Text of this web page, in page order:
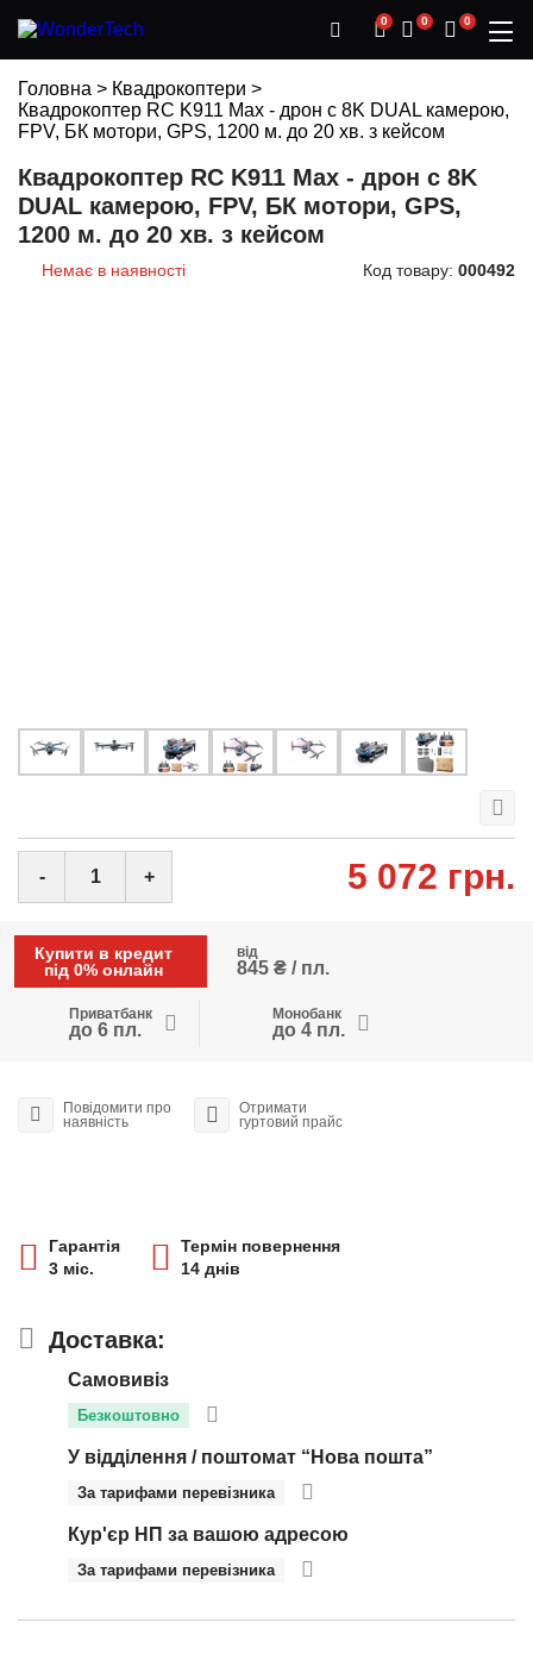
0 0 0
Головна > Квадрокоптери >
Квадрокоптер RC K911 Max - дрон с 8K DUAL камерою,
FPV, БК мотори, GPS, 1200 м. до 20 хв. з кейсом
Квадрокоптер RC K911 Max - дрон с 8K
DUAL камерою, FPV, БК мотори, GPS,
1200 м. до 20 хв. з кейсом
Немає в наявності Код товару: 000492
5 072 грн.
- +
Купити в кредит
під 0% онлайн
від
845 ₴ / пл.
Приватбанк
до 6 пл.
Монобанк
до 4 пл.
Повідомити про
наявність
Отримати
гуртовий прайс
Гарантія
3 міс.
Термін повернення
14 днів
Доставка:
Самовивіз
Безкоштовно
У відділення / поштомат “Нова пошта”
За тарифами перевізника
Кур'єр НП за вашою адресою
За тарифами перевізника